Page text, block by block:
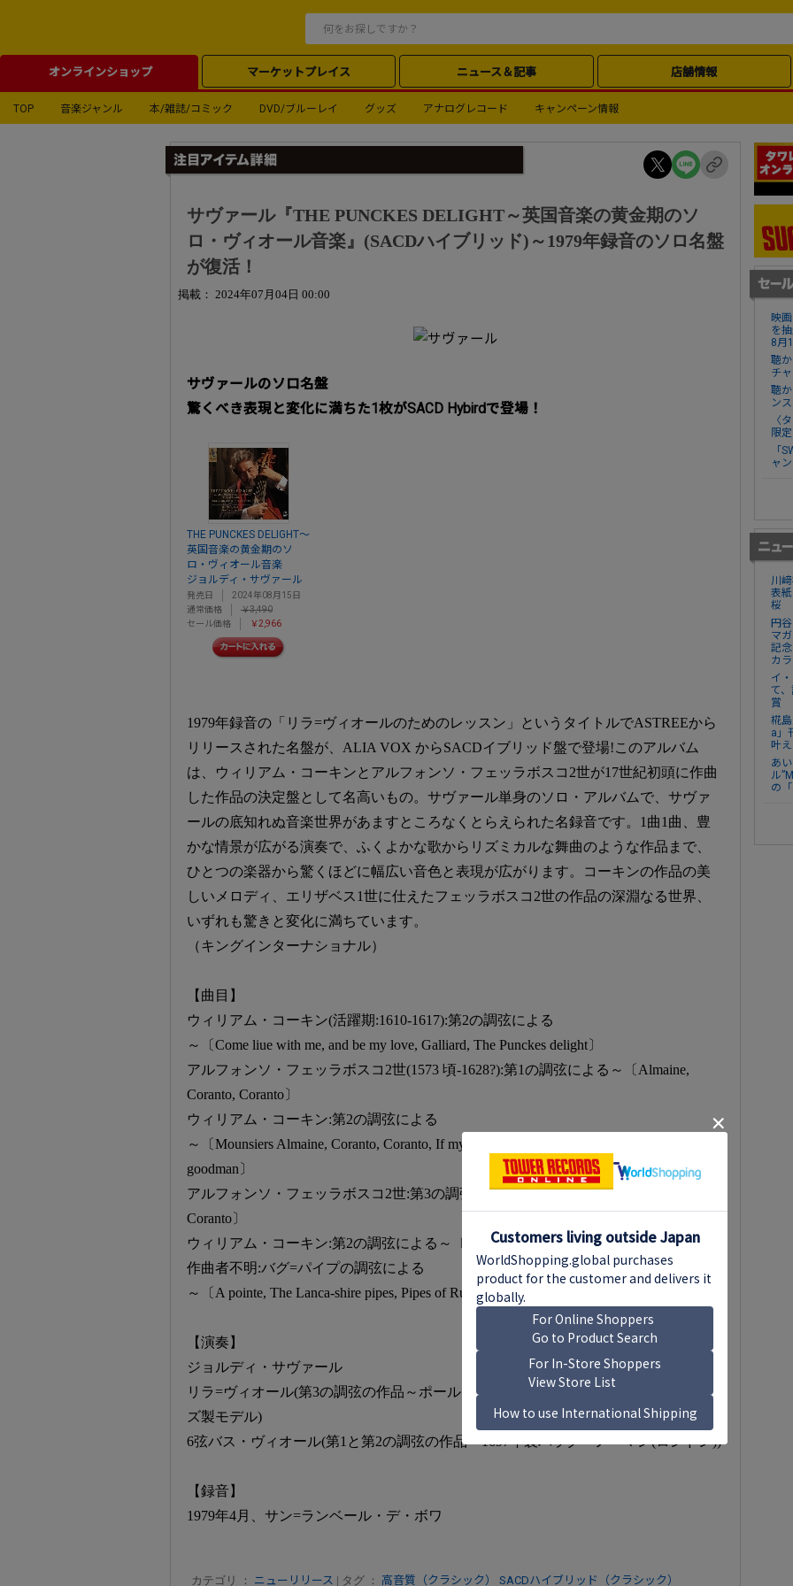
オンラインショップ マーケットプレイス ニュース＆記事 店舗情報
TOP 音楽ジャンル 本/雑誌/コミック DVD/ブルーレイ グッズ アナログレコード キャンペーン情報
サヴァール『THE PUNCKES DELIGHT～英国音楽の黄金期のソ
ロ・ヴィオール音楽』(SACDハイブリッド)～1979年録音のソロ名盤
が復活！
掲載： 2024年07月04日 00:00
サヴァールのソロ名盤
驚くべき表現と変化に満ちた1枚がSACD Hybirdで登場！
THE PUNCKES DELIGHT～
英国音楽の黄金期のソ
ロ・ヴィオール音楽
ジョルディ・サヴァール
発売日
2024年08月15日
通常価格
￥3,490
セール価格
￥2,966
1979年録音の「リラ=ヴィオールのためのレッスン」というタイトルでASTREEから
リリースされた名盤が、ALIA VOX からSACDイブリッド盤で登場!このアルバム
は、ウィリアム・コーキンとアルフォンソ・フェッラボスコ2世が17世紀初頭に作曲
した作品の決定盤として名高いもの。サヴァール単身のソロ・アルバムで、サヴァ
ールの底知れぬ音楽世界があますところなくとらえられた名録音です。1曲1曲、豊
かな情景が広がる演奏で、ふくよかな歌からリズミカルな舞曲のような作品まで、
ひとつの楽器から驚くほどに幅広い音色と表現が広がります。コーキンの作品の美
しいメロディ、エリザベス1世に仕えたフェッラボスコ2世の作品の深淵なる世界、
いずれも驚きと変化に満ちています。
（キングインターナショナル）
【曲目】
ウィリアム・コーキン(活躍期:1610-1617):第2の調弦による
～〔Come liue with me, and be my love, Galliard, The Punckes delight〕
アルフォンソ・フェッラボスコ2世(1573 頃-1628?):第1の調弦による～〔Almaine,
Coranto, Coranto〕
ウィリアム・コーキン:第2の調弦による
～〔Mounsiers Almaine, Coranto, Coranto, If my complaints, Whoope doe me no harme
goodman〕
アルフォンソ・フェッラボスコ2世:第3の調弦による～〔Almaine, Galliard, Coranto,
Coranto〕
ウィリアム・コーキン:第2の調弦による～〔Pauin, Coranto, Walsingham〕
作曲者不明:バグ=パイプの調弦による
～〔A pointe, The Lanca-shire pipes, Pipes of Rumsey, Kate of Bardie, [A Gig], A toye〕
【演奏】
ジョルディ・サヴァール
リラ=ヴィオール(第3の調弦の作品～ポール・J・ライヒリン作(1598年ジョン・ロー
ズ製モデル)
6弦バス・ヴィオール(第1と第2の調弦の作品～1697年製バラク・ノーマン(ロンドン))
【録音】
1979年4月、サン=ランベール・デ・ボワ
カテゴリ ： ニューリリース | タグ ： 高音質（クラシック） SACDハイブリッド（クラシック）
映
を
8月
聴
チ
聴
ン
〈
限
「
ャ
川
表
桜
円
マ
記
カ
イ
て
賞
椛
a」
叶
あ
ル
の